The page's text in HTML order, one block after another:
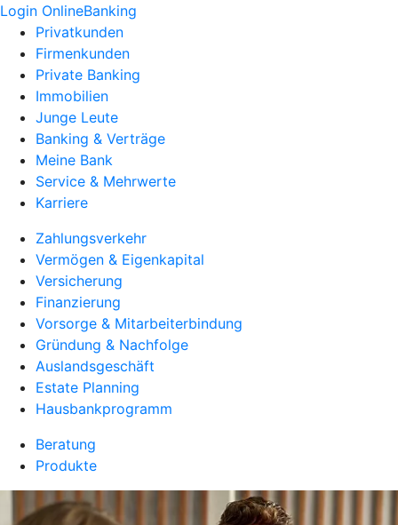
Login OnlineBanking
Privatkunden
Firmenkunden
Private Banking
Immobilien
Junge Leute
Banking & Verträge
Meine Bank
Service & Mehrwerte
Karriere
Zahlungsverkehr
Vermögen & Eigenkapital
Versicherung
Finanzierung
Vorsorge & Mitarbeiterbindung
Gründung & Nachfolge
Auslandsgeschäft
Estate Planning
Hausbankprogramm
Beratung
Produkte